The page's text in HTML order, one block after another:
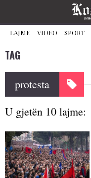
LAJME VIDEO SPORT
TAG
protesta
U gjetën 10 lajme: